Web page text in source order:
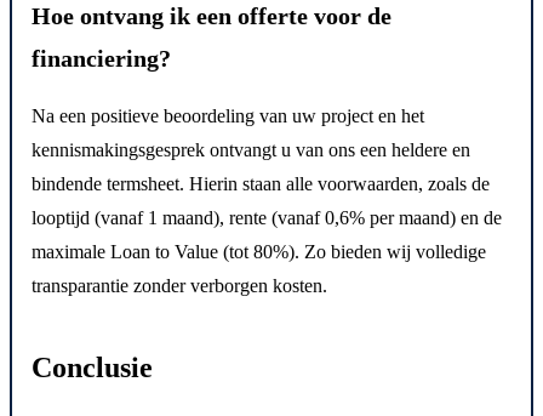
Hoe ontvang ik een offerte voor de
financiering?
Na een positieve beoordeling van uw project en het
kennismakingsgesprek ontvangt u van ons een heldere en
bindende termsheet. Hierin staan alle voorwaarden, zoals de
looptijd (vanaf 1 maand), rente (vanaf 0,6% per maand) en de
maximale Loan to Value (tot 80%). Zo bieden wij volledige
transparantie zonder verborgen kosten.
Conclusie